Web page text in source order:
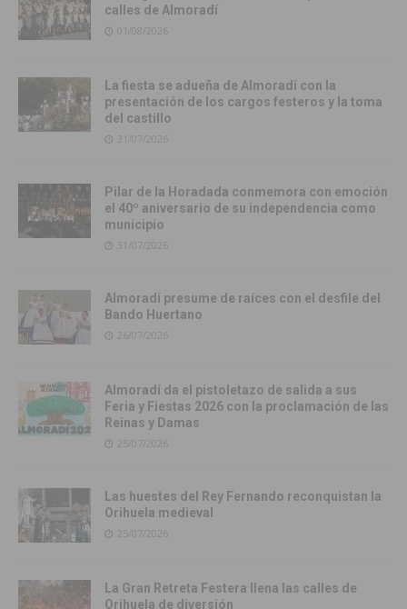
calles de Almoradí
01/08/2026
La fiesta se adueña de Almoradí con la
presentación de los cargos festeros y la toma
del castillo
31/07/2026
Pilar de la Horadada conmemora con emoción
el 40º aniversario de su independencia como
municipio
31/07/2026
Almoradí presume de raíces con el desfile del
Bando Huertano
26/07/2026
Almoradí da el pistoletazo de salida a sus
Feria y Fiestas 2026 con la proclamación de las
Reinas y Damas
25/07/2026
Las huestes del Rey Fernando reconquistan la
Orihuela medieval
25/07/2026
La Gran Retreta Festera llena las calles de
Orihuela de diversión